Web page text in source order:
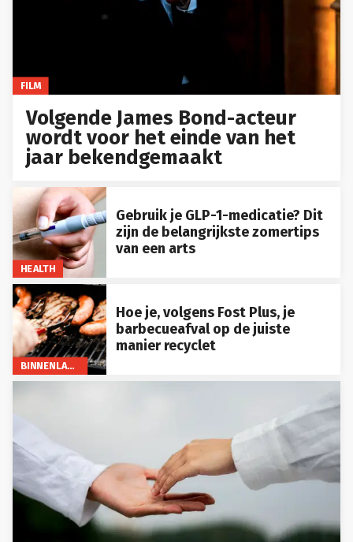
FILM
Volgende James Bond-acteur
wordt voor het einde van het
jaar bekendgemaakt
HEALTH
Gebruik je GLP-1-medicatie? Dit
zijn de belangrijkste zomertips
van een arts
BINNENLAND
Hoe je, volgens Fost Plus, je
barbecueafval op de juiste
manier recyclet